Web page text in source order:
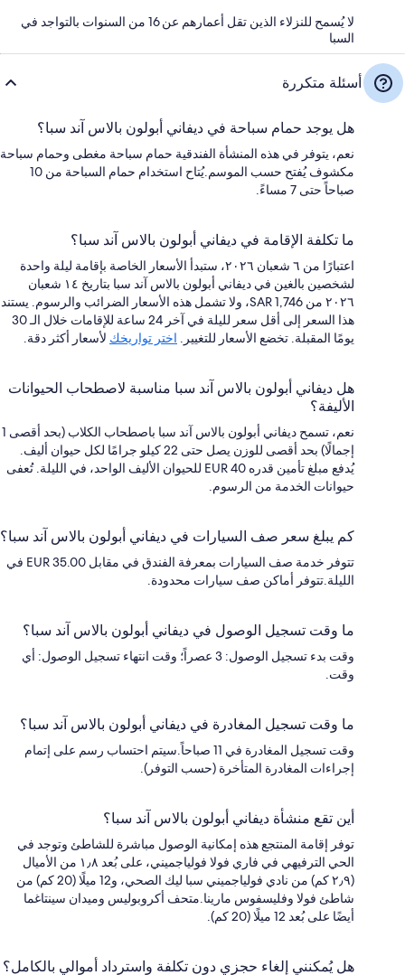
لا يُسمح للنزلاء الذين تقل أعمارهم عن 16 من السنوات بالتواجد في
السبا
أسئلة متكررة
هل يوجد حمام سباحة في ديفاني أبولون بالاس آند سبا؟
نعم، يتوفر في هذه المنشأة الفندقية حمام سباحة مغطى وحمام سباحة
مكشوف يُفتح حسب الموسم.يُتاح استخدام حمام السباحة من 10
صباحاً حتى 7 مساءً.
ما تكلفة الإقامة في ديفاني أبولون بالاس آند سبا؟
اعتبارًا من ٦ شعبان ٢٠٢٦، ستبدأ الأسعار الخاصة بإقامة ليلة واحدة
لشخصين بالغين في ديفاني أبولون بالاس آند سبا بتاريخ ١٤ شعبان
٢٠٢٦ من SAR 1,746، ولا تشمل هذه الأسعار الضرائب والرسوم. يستند
هذا السعر إلى أقل سعر لليلة في آخر 24 ساعة للإقامات خلال الـ 30
يومًا المقبلة. تخضع الأسعار للتغيير. اختر تواريخك لأسعار أكثر دقة.
هل ديفاني أبولون بالاس آند سبا مناسبة لاصطحاب الحيوانات
الأليفة؟
نعم، تسمح ديفاني أبولون بالاس آند سبا باصطحاب الكلاب (بحد أقصى 1
إجمالًا) بحد أقصى للوزن يصل حتى 22 كيلو جرامًا لكل حيوان أليف.
يُدفع مبلغ تأمين قدره EUR 40 للحيوان الأليف الواحد، في الليلة. تُعفى
حيوانات الخدمة من الرسوم.
كم يبلغ سعر صف السيارات في ديفاني أبولون بالاس آند سبا؟
تتوفر خدمة صف السيارات بمعرفة الفندق في مقابل EUR 35.00 في
الليلة.تتوفر أماكن صف سيارات محدودة.
ما وقت تسجيل الوصول في ديفاني أبولون بالاس آند سبا؟
وقت بدء تسجيل الوصول: 3 عصراً؛ وقت انتهاء تسجيل الوصول: أي
وقت.
ما وقت تسجيل المغادرة في ديفاني أبولون بالاس آند سبا؟
وقت تسجيل المغادرة في 11 صباحاً.سيتم احتساب رسم على إتمام
إجراءات المغادرة المتأخرة (حسب التوفر).
أين تقع منشأة ديفاني أبولون بالاس آند سبا؟
توفر إقامة المنتجع هذه إمكانية الوصول مباشرة للشاطئ وتوجد في
الحي الترفيهي في فاري فولا فولياجميني، على بُعد ١٫٨ من الأميال
(٢٫٩ كم) من نادي فولياجميني سبا ليك الصحي، و12 ميلًا (20 كم) من
شاطئ فولا وفليسفوس مارينا.متحف أكروبوليس وميدان سينتاغما
أيضًا على بُعد 12 ميلًا (20 كم).
هل يُمكنني إلغاء حجزي دون تكلفة واسترداد أموالي بالكامل؟